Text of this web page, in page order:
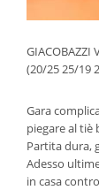
GIACOBAZZI
(20/25 25/19
Gara
piegare al tiè
Partita dura,
Adesso
in casa